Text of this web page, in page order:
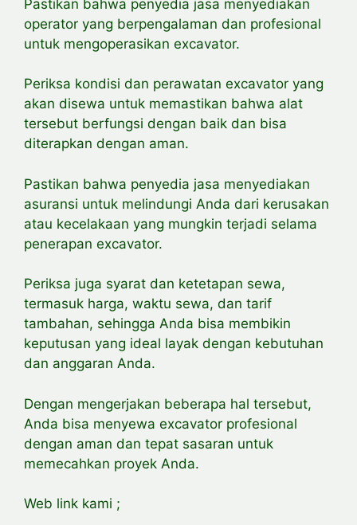
Pastikan bahwa penyedia jasa menyediakan
operator yang berpengalaman dan profesional
untuk mengoperasikan excavator.
Periksa kondisi dan perawatan excavator yang
akan disewa untuk memastikan bahwa alat
tersebut berfungsi dengan baik dan bisa
diterapkan dengan aman.
Pastikan bahwa penyedia jasa menyediakan
asuransi untuk melindungi Anda dari kerusakan
atau kecelakaan yang mungkin terjadi selama
penerapan excavator.
Periksa juga syarat dan ketetapan sewa,
termasuk harga, waktu sewa, dan tarif
tambahan, sehingga Anda bisa membikin
keputusan yang ideal layak dengan kebutuhan
dan anggaran Anda.
Dengan mengerjakan beberapa hal tersebut,
Anda bisa menyewa excavator profesional
dengan aman dan tepat sasaran untuk
memecahkan proyek Anda.
Web link kami ;